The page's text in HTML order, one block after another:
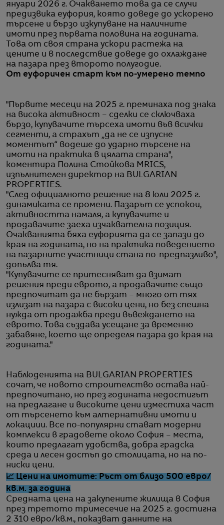
януари 2026 г. Очакването това да се случи
предизвика еуфория, която доведе до ускорено
търсене и бързо изкупуване на наличните
имоти през първата половина на годината.
Това от своя страна ускори растежа на
цените и в последствие доведе до охлаждане
на пазара през второто полугодие.
От еуфоричен старт към по-умерено темпо
"Първите месеци на 2025 г. преминаха под знака
на висока активност – сделки се сключваха
бързо, купувачите търсеха имоти във всички
сегменти, а страхът „да не се изпусне
моментът“ водеше до ударно търсене на
имоти на практика в цялата страна",
коментира Полина Стойкова MRICS,
изпълнителен директор на BULGARIAN
PROPERTIES.
"След официалното решение на 8 юли 2025 г.
динамиката се промени. Пазарът се успокои,
активността намаля, а купувачите и
продавачите заеха изчаквателна позиция.
Очакванията бяха еуфорията да се запази до
края на годината, но на практика поведението
на пазарните участници стана по-предпазливо",
допълва тя.
"Купувачите се притесняват да взимат
решения преди еврото, а продавачите също
предпочитат да не бързат – много от тях
излизат на пазара с високи цени, но без спешна
нужда от продажба преди въвеждането на
еврото. Това създава усещане за временно
забавяне, което ще определя пазара до края на
годината."
Наблюденията на BULGARIAN PROPERTIES
сочат, че новото строителство остава най-
предпочитано, но през годината недостигът
на предлагане и високите цени изместиха част
от търсенето към алтернативни имоти и
локациии. Все по-популярни стават модерни
комплекси в градовете около София – места,
които предлагат удобства, добра градска
среда и лесен достъп до столицата, но на по-
ниски цени.
📈 Цени на имотите: Ръст от близо 500 евро/
кв.м. за година
Средната цена на закупените жилища в София
през третото тримесечие на 2025 г. достигна
2 310 евро/кв.м., показват данните на